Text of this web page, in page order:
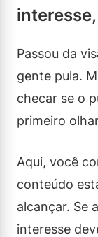
Passou da
gente pula.
checar se o
primeiro
Aqui, você
conteúdo
alcançar. Se
interesse